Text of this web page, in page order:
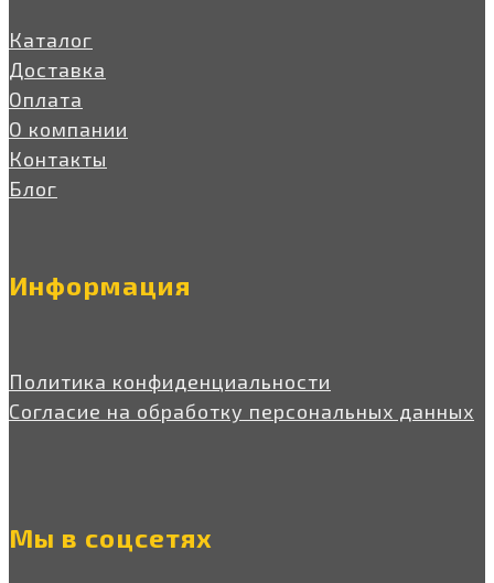
Каталог
Доставка
Оплата
О компании
Контакты
Блог
Информация
Политика конфиденциальности
Согласие на обработку персональных данных
Мы в соцсетях